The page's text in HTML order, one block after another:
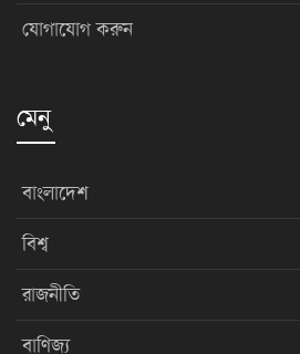
যোগাযোগ করুন
মেনু
বাংলাদেশ
বিশ্ব
রাজনীতি
বাণিজ্য